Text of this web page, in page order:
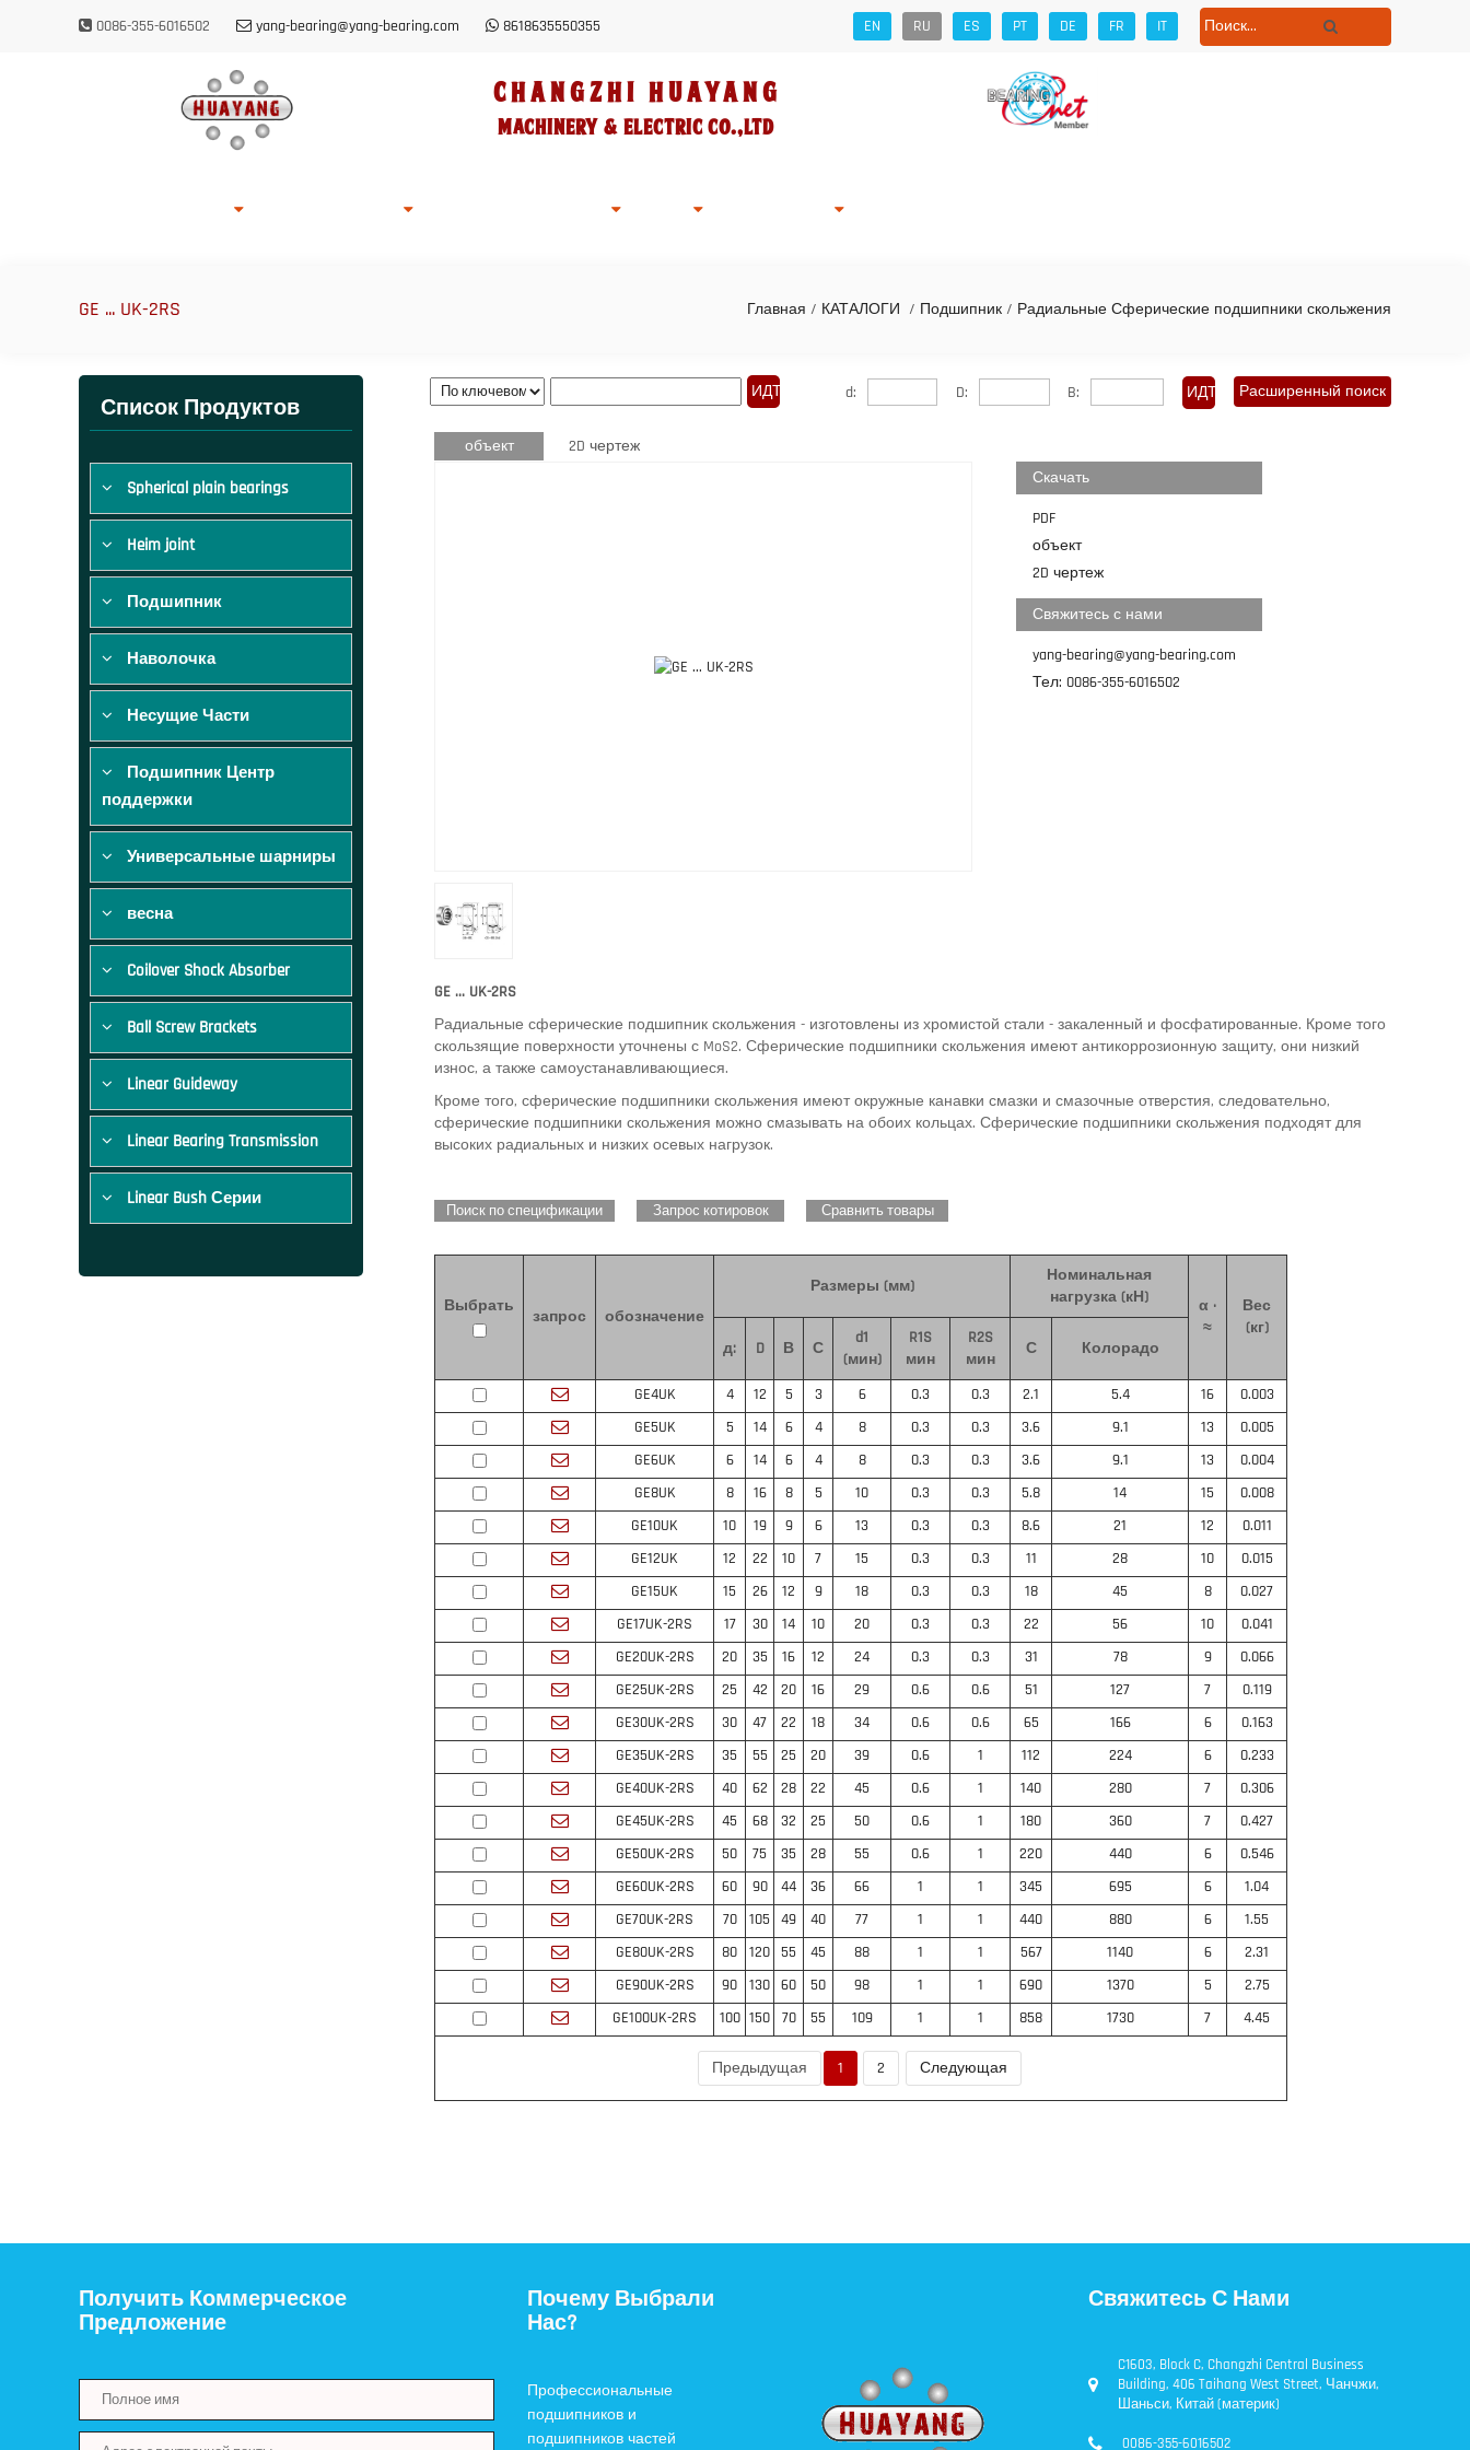
0086-355-6016502 yang-bearing@yang-bearing.com 8618635550355 EN RU ES PT DE FR IT
Changzhi HUAYANG
Machinery & Electric Co.,Ltd
GE ... UK-2RS Главная / КАТАЛОГИ / Подшипник / Радиальные Сферические подшипники скольжения
Список Продуктов
Spherical plain bearings
Heim joint
Подшипник
Наволочка
Несущие Части
Подшипник Центр
поддержки
Универсальные шарниры
весна
Coilover Shock Absorber
Ball Screw Brackets
Linear Guideway
Linear Bearing Transmission
Linear Bush Серии
d: D: B: Расширенный поиск
объект
2D чертеж
Скачать
PDF
объект
2D чертеж
Свяжитесь с нами
yang-bearing@yang-bearing.com
Тел: 0086-355-6016502
GE ... UK-2RS
Радиальные сферические подшипник скольжения - изготовлены из хромистой стали - закаленный и фосфатированные. Кроме того
скользящие поверхности уточнены с MoS2. Сферические подшипники скольжения имеют антикоррозионную защиту, они низкий
износ, а также самоустанавливающиеся.
Кроме того, сферические подшипники скольжения имеют окружные канавки смазки и смазочные отверстия, следовательно,
сферические подшипники скольжения можно смазывать на обоих кольцах. Сферические подшипники скольжения подходят для
высоких радиальных и низких осевых нагрузок.
Поиск по спецификации Запрос котировок Сравнить товары
Выбрать
запрос обозначение
Размеры (мм)
Номинальная
нагрузка (кН)
α ·
≈
Вес
(кг)
д:
D В С
d1
(мин)
R1S
мин
R2S
мин
С Колорадо
GE4UK 4 12 5 3 6 0.3 0.3 2.1 5.4 16
0.003
GE5UK
5 14 6 4 8 0.3 0.3 3.6 9.1 13
0.005
GE6UK
6 14 6 4 8 0.3 0.3 3.6 9.1 13
0.004
GE8UK
8 16 8 5 10 0.3 0.3 5.8 14 15
0.008
GE10UK
10 19 9 6 13 0.3 0.3 8.6 21 12
0.011
GE12UK
12 22 10 7 15 0.3 0.3 11 28 10
0.015
GE15UK
15 26 12 9 18 0.3 0.3 18 45 8
0.027
GE17UK-2RS
17 30 14 10 20 0.3 0.3 22 56 10
0.041
GE20UK-2RS
20 35 16 12 24 0.3 0.3 31 78 9
0.066
GE25UK-2RS
25 42 20 16 29 0.6 0.6 51 127 7
0.119
GE30UK-2RS
30 47 22 18 34 0.6 0.6 65 166 6
0.163
GE35UK-2RS
35 55 25 20 39 0.6 1 112 224 6
0.233
GE40UK-2RS
40 62 28 22 45 0.6 1 140 280 7
0.306
GE45UK-2RS
45 68 32 25 50 0.6 1 180 360 7
0.427
GE50UK-2RS
50 75 35 28 55 0.6 1 220 440 6
0.546
GE60UK-2RS
60 90 44 36 66 1 1 345 695 6
1.04
GE70UK-2RS
70 105 49 40 77 1 1 440 880 6
1.55
GE80UK-2RS
80 120 55 45 88 1 1 567 1140 6
2.31
GE90UK-2RS
90 130 60 50 98 1 1 690 1370 5
2.75
GE100UK-2RS
100 150 70 55 109 1 1 858 1730 7 4.45
Предыдущая 1 2 Следующая
Получить Коммерческое
Предложение
Почему Выбрали
Нас?
Профессиональные
подшипников и
подшипников частей
Свяжитесь С Нами
C1603, Block C, Changzhi Central Business
Building, 406 Taihang West Street, Чанчжи,
Шаньси, Китай (материк)
0086-355-6016502